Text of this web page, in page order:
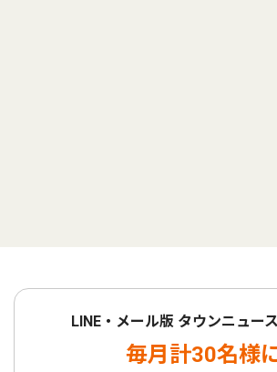
LINE・メール版 タウンニュー
毎月計30名様